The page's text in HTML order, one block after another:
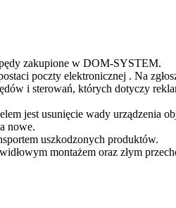
zakupione w DOM-SYSTEM.
poczty elektronicznej . Na
i sterowań, których dotyczy
jest usunięcie wady
nowe.
uszkodzonych produktów.
montażem oraz złym